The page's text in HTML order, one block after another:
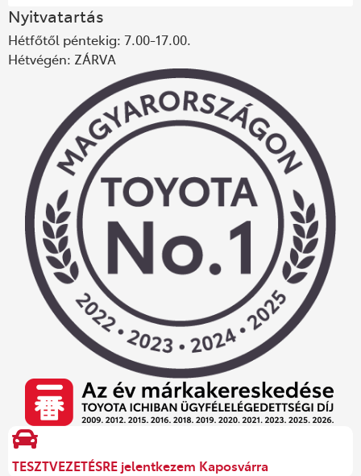
Nyitvatartás
Hétfőtől péntekig: 7.00-17.00.
Hétvégén: ZÁRVA
TESZTVEZETÉSRE jelentkezem Kaposvárra